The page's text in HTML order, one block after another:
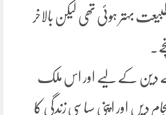
طبیعت بہتر ہوئی تھی لیکن بالاخر
نے دین کے لیے اور اس ملک
اور اپنی سیاسی زندگی کا